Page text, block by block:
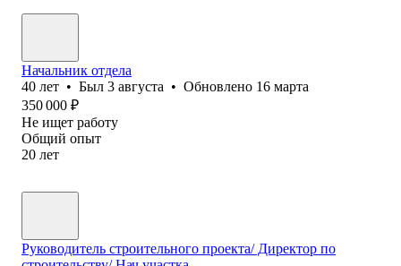
Начальник отдела
40 лет • Был 3 августа • Обновлено 16 марта
350 000 ₽
Не ищет работу
Общий опыт
20 лет
Руководитель строительного проекта/ Директор по